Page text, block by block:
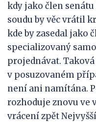
kdy jako člen
soudu by věc vrátil
kde by zasedal jako
specializovaný
projednávat.
v posuzovaném
není ani namítána.
rozhoduje znovu ve
vrácení zpět